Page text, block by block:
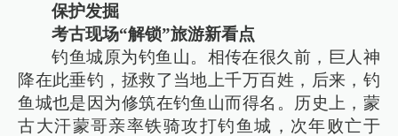
保护发掘
考古现场“解锁”旅游新看点
钓鱼城原为钓鱼山。相传在很久前，巨人神
降在此垂钓，拯救了当地上千万百姓，后来，钓
鱼城也是因为修筑在钓鱼山而得名。历史上，蒙
古大汗蒙哥亲率铁骑攻打钓鱼城，次年败亡于